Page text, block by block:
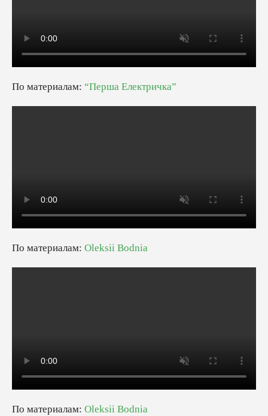
По материалам: “Перша Електричка”
По материалам: Oleksii Bodnia
По материалам: Oleksii Bodnia